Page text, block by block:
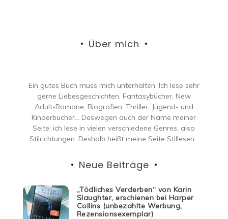
Über mich
Ein gutes Buch muss mich unterhalten. Ich lese sehr
gerne Liebesgeschichten, Fantasybücher, New
Adult-Romane, Biografien, Thriller, Jugend- und
Kinderbücher… Deswegen auch der Name meiner
Seite: ich lese in vielen verschiedene Genres, also
Stilrichtungen. Deshalb heißt meine Seite Stillesen.
Neue Beiträge
„Tödliches Verderben“ von Karin
Slaughter, erschienen bei Harper
Collins (unbezahlte Werbung,
Rezensionsexemplar)